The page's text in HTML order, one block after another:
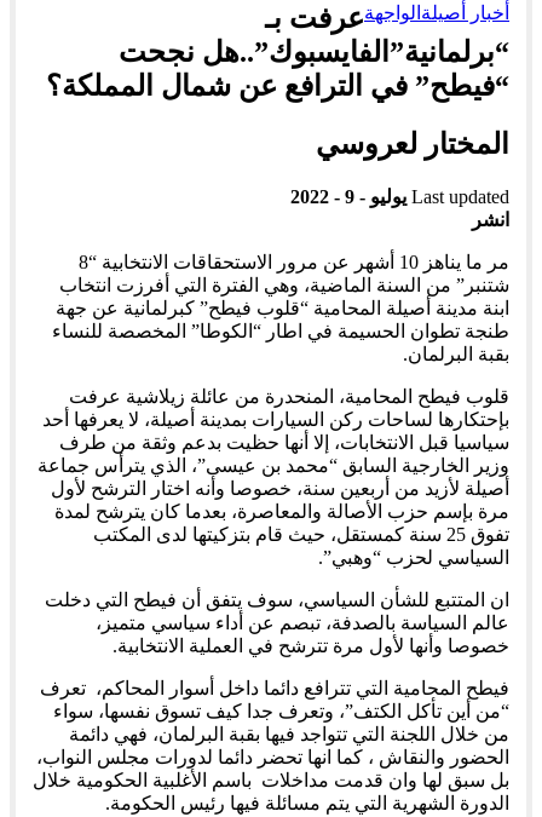
أخبار أصيلة الواجهةعرفت بـ
“برلمانية”الفايسبوك”..هل نجحت
“فيطح” في الترافع عن شمال المملكة؟
المختار لعروسي
Last updated يوليو - 9 - 2022
انشر
مر ما يناهز 10 أشهر عن مرور الاستحقاقات الانتخابية “8
شتنبر” من السنة الماضية، وهي الفترة التي أفرزت انتخاب
ابنة مدينة أصيلة المحامية “قلوب فيطح” كبرلمانية عن جهة
طنجة تطوان الحسيمة في اطار “الكوطا” المخصصة للنساء
بقبة البرلمان.
قلوب فيطح المحامية، المنحدرة من عائلة زيلاشية عرفت
بإحتكارها لساحات ركن السيارات بمدينة أصيلة، لا يعرفها أحد
سياسيا قبل الانتخابات، إلا أنها حظيت بدعم وثقة من طرف
وزير الخارجية السابق “محمد بن عيسى”، الذي يترأس جماعة
أصيلة لأزيد من أربعين سنة، خصوصا وأنه اختار الترشح لأول
مرة بإسم حزب الأصالة والمعاصرة، بعدما كان يترشح لمدة
تفوق 25 سنة كمستقل، حيث قام بتزكيتها لدى المكتب
السياسي لحزب “وهبي”.
ان المتتبع للشأن السياسي، سوف يتفق أن فيطح التي دخلت
عالم السياسة بالصدفة، تبصم عن أداء سياسي متميز،
خصوصا وأنها لأول مرة تترشح في العملية الانتخابية.
فيطح المحامية التي تترافع دائما داخل أسوار المحاكم، تعرف
“من أين تأكل الكتف”، وتعرف جدا كيف تسوق نفسها، سواء
من خلال اللجنة التي تتواجد فيها بقبة البرلمان، فهي دائمة
الحضور والنقاش ، كما انها تحضر دائما لدورات مجلس النواب،
بل سبق لها وان قدمت مداخلات باسم الأغلبية الحكومية خلال
الدورة الشهرية التي يتم مسائلة فيها رئيس الحكومة.